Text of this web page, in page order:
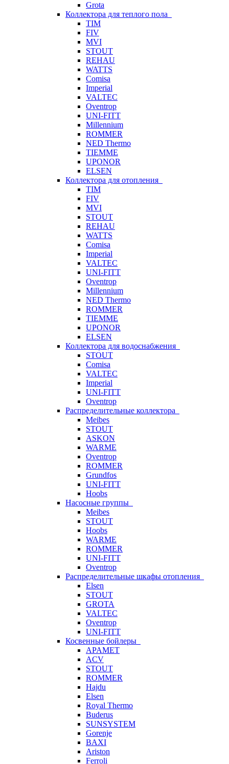
Grota
Коллектора для теплого пола
TIM
FIV
MVI
STOUT
REHAU
WATTS
Comisa
Imperial
VALTEC
Oventrop
UNI-FITT
Millennium
ROMMER
NED Thermo
TIEMME
UPONOR
ELSEN
Коллектора для отопления
TIM
FIV
MVI
STOUT
REHAU
WATTS
Comisa
Imperial
VALTEC
UNI-FITT
Oventrop
Millennium
NED Thermo
ROMMER
TIEMME
UPONOR
ELSEN
Коллектора для водоснабжения
STOUT
Comisa
VALTEC
Imperial
UNI-FITT
Oventrop
Распределительные коллектора
Meibes
STOUT
ASKON
WARME
Oventrop
ROMMER
Grundfos
UNI-FITT
Hoobs
Насосные группы
Meibes
STOUT
Hoobs
WARME
ROMMER
UNI-FITT
Oventrop
Распределительные шкафы отопления
Elsen
STOUT
GROTA
VALTEC
Oventrop
UNI-FITT
Косвенные бойлеры
APAMET
ACV
STOUT
ROMMER
Hajdu
Elsen
Royal Thermo
Buderus
SUNSYSTEM
Gorenje
BAXI
Ariston
Ferroli